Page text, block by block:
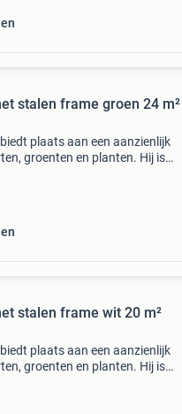
stalen frame groen 24 m²
plaats aan een aanzienlijk
groenten en planten. Hij is
stalen frame wit 20 m²
plaats aan een aanzienlijk
groenten en planten. Hij is